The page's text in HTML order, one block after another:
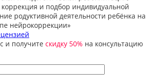
и подбор индивидуальной
родуктивной деятельности ребёнка на
нейрокоррекции»
и получите скидку 50% на консультацию